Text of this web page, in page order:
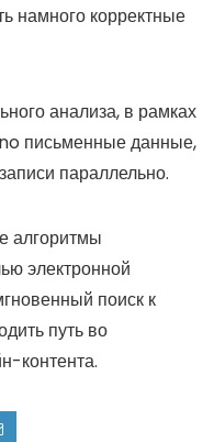
намного корректные
анализа, в рамках
письменные данные,
параллельно.
алгоритмы
электронной
поиск к
путь во
контента.